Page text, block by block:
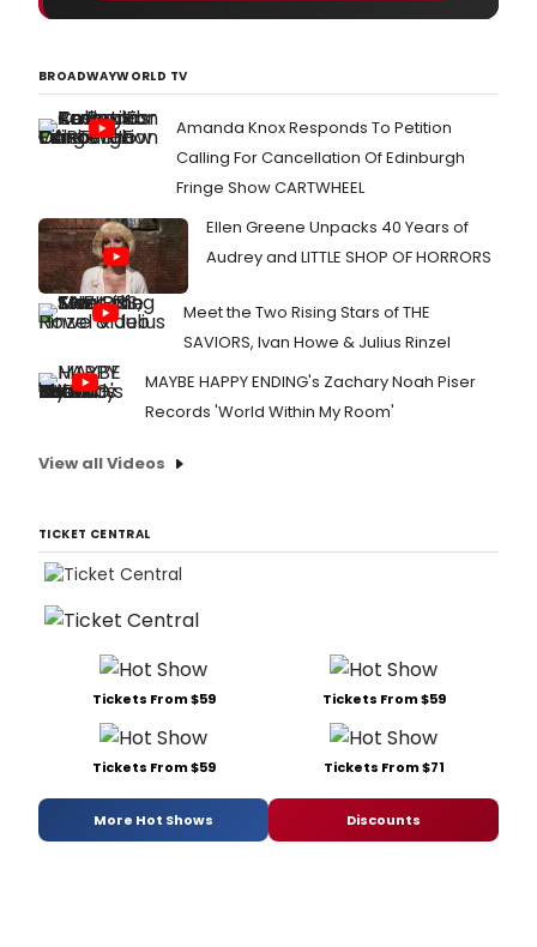
BROADWAYWORLD TV
Amanda Knox Responds To Petition
Calling For Cancellation Of Edinburgh
Fringe Show CARTWHEEL
Ellen Greene Unpacks 40 Years of
Audrey and LITTLE SHOP OF HORRORS
Meet the Two Rising Stars of THE
SAVIORS, Ivan Howe & Julius Rinzel
MAYBE HAPPY ENDING's Zachary Noah Piser
Records 'World Within My Room'
View all Videos
TICKET CENTRAL
Tickets From $59 Tickets From $59
Tickets From $59 Tickets From $71
More Hot Shows Discounts